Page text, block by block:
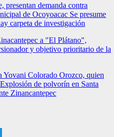
presentan demanda contra
de Ocoyoacac Se presume
carpeta de investigación
a "El Plátano",
y objetivo prioritario de la
Yovani Colorado Orozco, quien
de polvorín en Santa
Zinancantepec